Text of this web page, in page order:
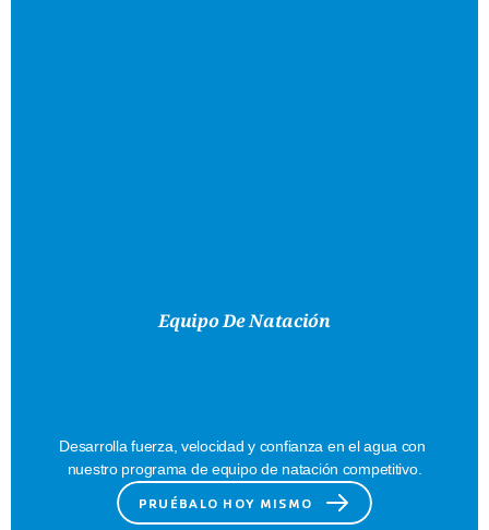
Equipo De Natación
Natación
Desarrolla fuerza, velocidad y confianza en el agua con
nuestro programa de equipo de natación competitivo.
PRUÉBALO HOY MISMO